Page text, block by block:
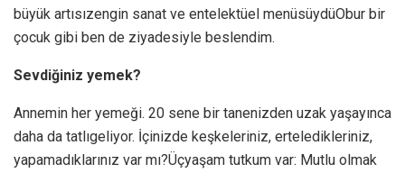
büyük artısızengin sanat ve entelektüel menüsüydüObur bir
çocuk gibi ben de ziyadesiyle beslendim.
Sevdiğiniz yemek?
Annemin her yemeği. 20 sene bir tanenizden uzak yaşayınca
daha da tatlıgeliyor. İçinizde keşkeleriniz, erteledikleriniz,
yapamadıklarınız var mı?Üçyaşam tutkum var: Mutlu olmak